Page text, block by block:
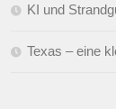
KI und
Texas – eine